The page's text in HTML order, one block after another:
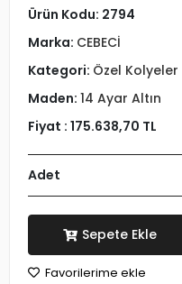
Ürün Kodu: 2794
Marka: CEBECİ
Kategori: Özel Kolyeler
Maden: 14 Ayar Altın
Fiyat : 175.638,70 TL
Adet
Sepete Ekle
Favorilerime ekle